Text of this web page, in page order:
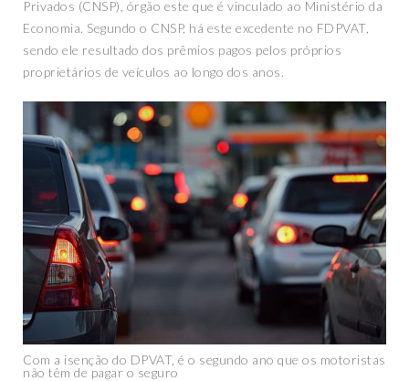
Privados (CNSP), órgão este que é vinculado ao Ministério da
Economia. Segundo o CNSP, há este excedente no FDPVAT,
sendo ele resultado dos prêmios pagos pelos próprios
proprietários de veículos ao longo dos anos.
Com a isenção do DPVAT, é o segundo ano que os motoristas
não têm de pagar o seguro